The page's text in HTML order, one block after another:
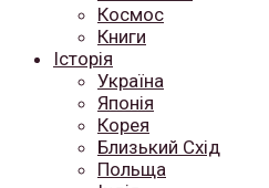
Космос
Книги
Історія
Україна
Японія
Корея
Близький Схід
Польща